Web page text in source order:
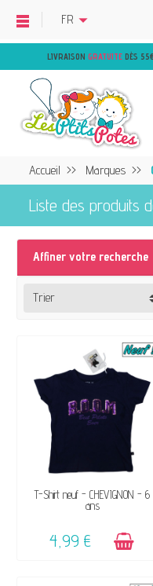
LIVRAISON GRATUITE DÈS
FR
Accueil Marques
Liste des produits
Affiner votre recherche
Trier
DISPONIBLE
T-Shirt neuf - CHEVIGNON - 6
ans
4,99 €